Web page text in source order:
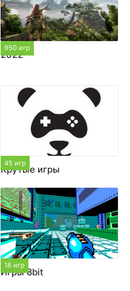
950 игр
2022
45 игр
Крутые игры
18 игр
Игры 8bit